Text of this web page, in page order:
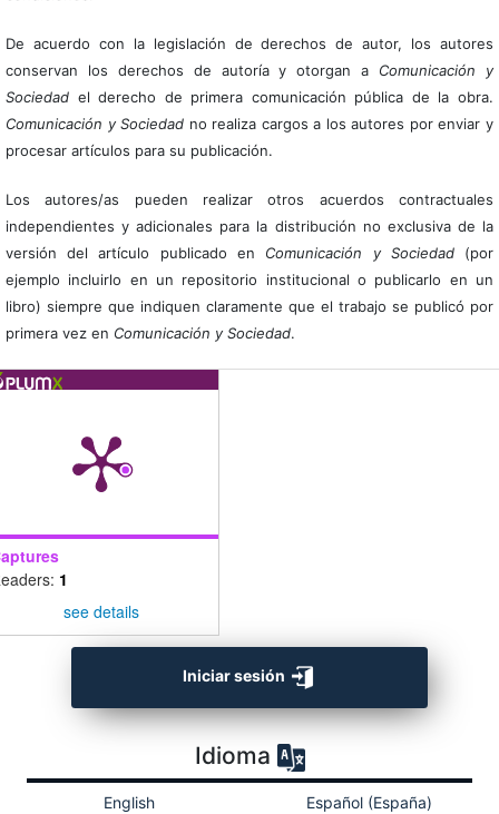
De acuerdo con la legislación de derechos de autor, los autores
conservan los derechos de autoría y otorgan a Comunicación y
Sociedadel derecho de primera comunicación pública de la obra.
Comunicación y Sociedad no realiza cargos a los autores por enviar y
procesar artículos para su publicación.
Los autores/as pueden realizar otros acuerdos contractuales
independientes y adicionales para la distribución no exclusiva de la
versión del artículo publicado en Comunicación y Sociedad(por
ejemplo incluirlo en un repositorio institucional o publicarlo en un
libro) siempre que indiquen claramente que el trabajo se publicó por
primera vez en Comunicación y Sociedad.
1
see details
Iniciar sesión
Idioma
English Español (España)